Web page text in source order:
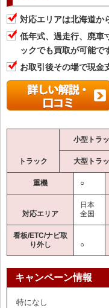
対応エリアは北海道か
低年式、過走行、廃車
ックでも買取が可能で
お取引後その場で現金
トラック
小型トラ
大型トラ
重機 ○
対応エリア
日本
全国
看板/ETC/ナビ取
り外し
○
キャンペーン情報
特になし